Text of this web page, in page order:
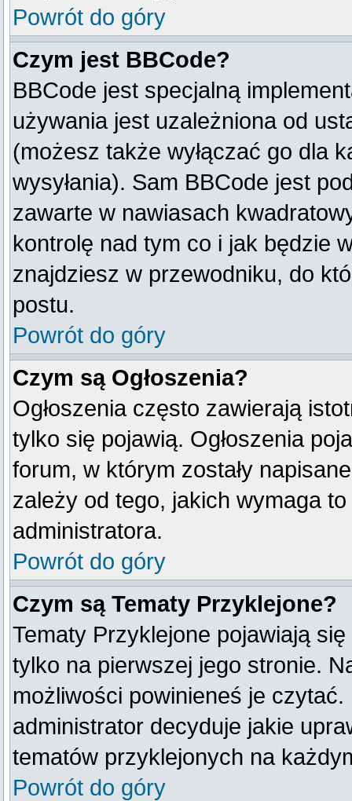
Powrót do góry
Czym jest BBCode?
BBCode jest specjalną
używania jest uzależniona od
(możesz także wyłączać go dla
wysyłania). Sam BBCode jest
zawarte w nawiasach
kontrolę nad tym co i jak będzie
znajdziesz w przewodniku, do
postu.
Powrót do góry
Czym są Ogłoszenia?
Ogłoszenia często zawierają
tylko się pojawią. Ogłoszenia
forum, w którym zostały
zależy od tego, jakich wymaga
administratora.
Powrót do góry
Czym są Tematy Przyklejone?
Tematy Przyklejone pojawiają
tylko na pierwszej jego stronie.
możliwości powinieneś je czytać.
administrator decyduje jakie
tematów przyklejonych na
Powrót do góry